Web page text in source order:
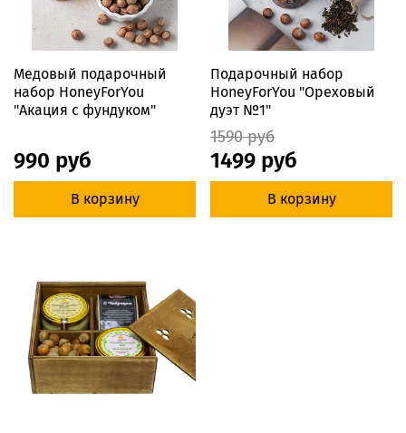
Медовый подарочный
набор HoneyForYou
"Акация с фундуком"
990 руб
В корзину
Подарочный набор
HoneyForYou "Ореховый
дуэт №1"
1590 руб
1499 руб
В корзину